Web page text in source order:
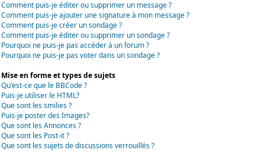
Comment puis-je éditer ou supprimer un message ?
Comment puis-je ajouter une signature à mon message ?
Comment puis-je créer un sondage ?
Comment puis-je éditer ou supprimer un sondage ?
Pourquoi ne puis-je pas accéder à un forum ?
Pourquoi ne puis-je pas voter dans un sondage ?
Mise en forme et types de sujets
Qu'est-ce que le BBCode ?
Puis-je utiliser le HTML?
Que sont les smilies ?
Puis-je poster des Images?
Que sont les Annonces ?
Que sont les Post-it ?
Que sont les sujets de discussions verrouillés ?